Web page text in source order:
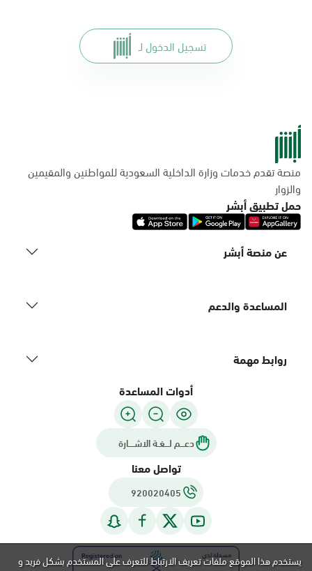
تسجيل الدخول لـ
منصة تقدم خدمات وزارة الداخلية السعودية للمواطنين والمقيمين
والزوار
حمل تطبيق أبشر
عن منصة أبشر
المساعدة والدعم
روابط مهمة
أدوات المساعدة
دعـــم لـــغـة الاشــــارة
تواصل معنا
920020405
يستخدم هذا الموقع ملفات تعريف الارتباط للتعرف على المستخدم بشكل فريد و